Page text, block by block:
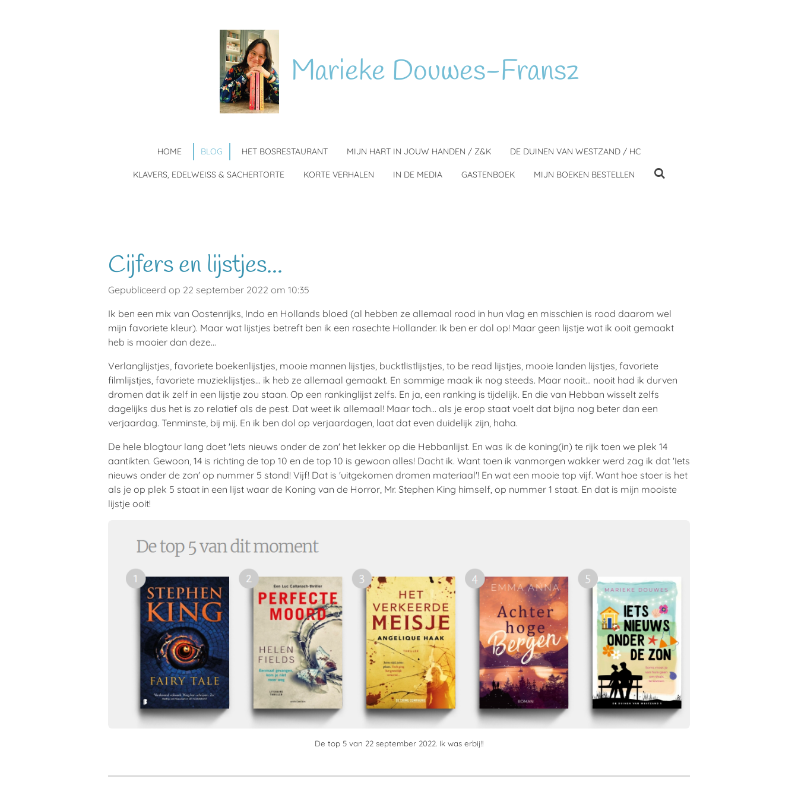
Marieke Douwes-Fransz
HOME BLOG HET BOSRESTAURANT MIJN HART IN JOUW HANDEN / Z&K DE DUINEN VAN WESTZAND / HC
KLAVERS, EDELWEISS & SACHERTORTE KORTE VERHALEN IN DE MEDIA GASTENBOEK MIJN BOEKEN BESTELLEN
Cijfers en lijstjes...
Gepubliceerd op 22 september 2022 om 10:35
Ik ben een mix van Oostenrijks, Indo en Hollands bloed (al hebben ze allemaal rood in hun vlag en misschien is rood daarom wel
mijn favoriete kleur). Maar wat lijstjes betreft ben ik een rasechte Hollander. Ik ben er dol op! Maar geen lijstje wat ik ooit gemaakt
heb is mooier dan deze...
Verlanglijstjes, favoriete boekenlijstjes, mooie mannen lijstjes, bucktlistlijstjes, to be read lijstjes, mooie landen lijstjes, favoriete
filmlijstjes, favoriete muzieklijstjes... ik heb ze allemaal gemaakt. En sommige maak ik nog steeds. Maar nooit... nooit had ik durven
dromen dat ik zelf in een lijstje zou staan. Op een rankinglijst zelfs. En ja, een ranking is tijdelijk. En die van Hebban wisselt zelfs
dagelijks dus het is zo relatief als de pest. Dat weet ik allemaal! Maar toch... als je erop staat voelt dat bijna nog beter dan een
verjaardag. Tenminste, bij mij. En ik ben dol op verjaardagen, laat dat even duidelijk zijn, haha.
De hele blogtour lang doet 'Iets nieuws onder de zon' het lekker op die Hebbanlijst. En was ik de koning(in) te rijk toen we plek 14
aantikten. Gewoon, 14 is richting de top 10 en de top 10 is gewoon alles! Dacht ik. Want toen ik vanmorgen wakker werd zag ik dat 'Iets
nieuws onder de zon' op nummer 5 stond! Vijf! Dat is 'uitgekomen dromen materiaal'! En wat een mooie top vijf. Want hoe stoer is het
als je op plek 5 staat in een lijst waar de Koning van de Horror, Mr. Stephen King himself, op nummer 1 staat. En dat is mijn mooiste
lijstje ooit!
De top 5 van 22 september 2022. Ik was erbij!!